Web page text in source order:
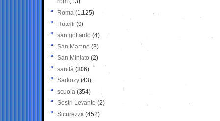
rom (13)
Roma (1.125)
Rutelli (9)
san gottardo (4)
San Martino (3)
San Miniato (2)
sanità (306)
Sarkozy (43)
scuola (354)
Sestri Levante (2)
Sicurezza (452)